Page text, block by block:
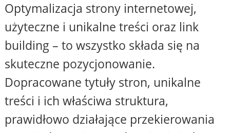
Optymalizacja strony internetowej,
użyteczne i unikalne treści oraz link
building – to wszystko składa się na
skuteczne pozycjonowanie.
Dopracowane tytuły stron, unikalne
treści i ich właściwa struktura,
prawidłowo działające przekierowania